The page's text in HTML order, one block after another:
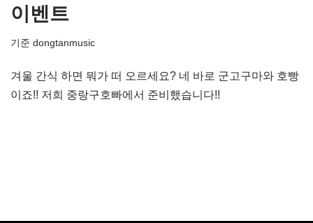
이벤트
기준 dongtanmusic
겨울 간식 하면 뭐가 떠 오르세요? 네 바로 군고구마와 호빵
이죠!! 저희 중랑구호빠에서 준비했습니다!!